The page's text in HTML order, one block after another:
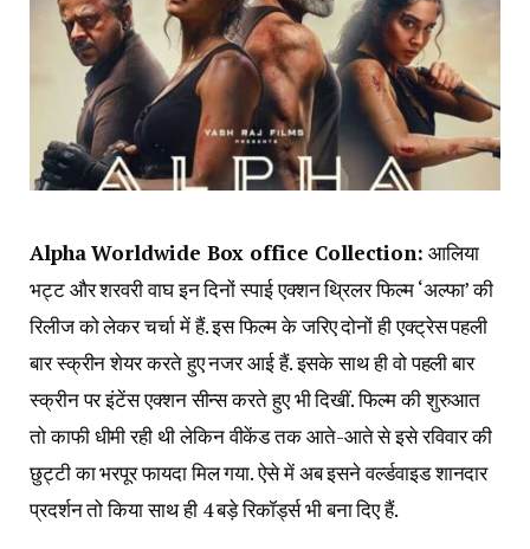
Alpha Worldwide Box office Collection: आलिया
भट्ट और शरवरी वाघ इन दिनों स्पाई एक्शन थ्रिलर फिल्म ‘अल्फा’ की
रिलीज को लेकर चर्चा में हैं. इस फिल्म के जरिए दोनों ही एक्ट्रेस पहली
बार स्क्रीन शेयर करते हुए नजर आई हैं. इसके साथ ही वो पहली बार
स्क्रीन पर इंटेंस एक्शन सीन्स करते हुए भी दिखीं. फिल्म की शुरुआत
तो काफी धीमी रही थी लेकिन वीकेंड तक आते-आते से इसे रविवार की
छुट्टी का भरपूर फायदा मिल गया. ऐसे में अब इसने वर्ल्डवाइड शानदार
प्रदर्शन तो किया साथ ही 4 बड़े रिकॉर्ड्स भी बना दिए हैं.